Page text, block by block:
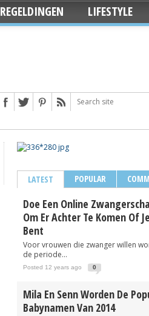
REGELDINGEN LIFESTYLE
LATEST POPULAR
Doe Een Online
Om Er Achter Te Komen Of
Bent
Voor vrouwen die zwanger willen
de periode...
Posted 12 years ago 0
Mila En Senn Worden De
Babynamen Van 2014